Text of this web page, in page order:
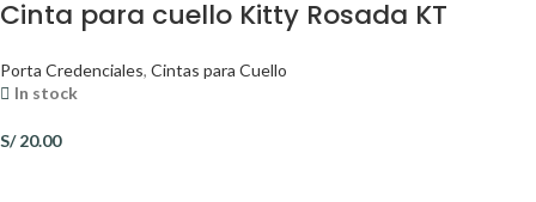
Cinta para cuello Kitty Rosada KT
Porta Credenciales, Cintas para Cuello
In stock
S/20.00